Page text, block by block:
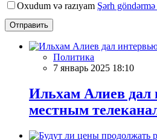
Oxudum və razıyam Şərh göndərmə
Отправить
Политика
7 январь 2025 18:10
Ильхам Алиев дал
местным